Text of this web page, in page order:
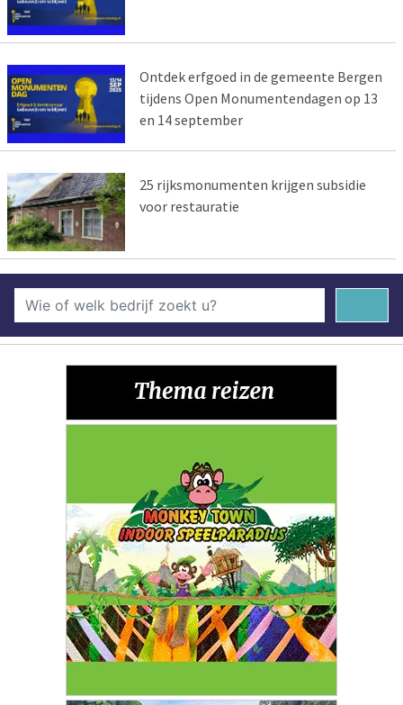
Ontdek erfgoed in de gemeente Bergen
tijdens Open Monumentendagen op 13
en 14 september
25 rijksmonumenten krijgen subsidie
voor restauratie